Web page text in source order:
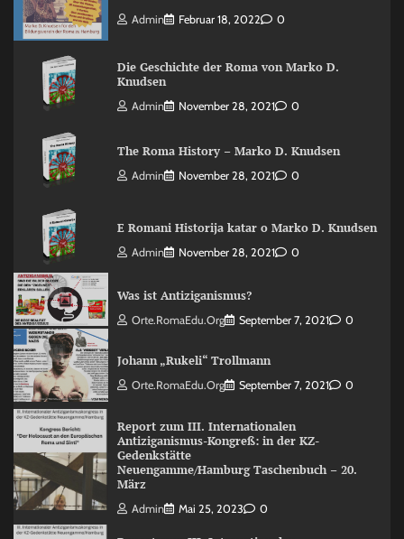
Admin Februar 18, 2022 0
Die Geschichte der Roma von Marko D.
Knudsen
Admin November 28, 2021 0
The Roma History – Marko D. Knudsen
Admin November 28, 2021 0
E Romani Historija katar o Marko D. Knudsen
Admin November 28, 2021 0
Was ist Antiziganismus?
Orte.RomaEdu.org September 7, 2021 0
Johann „Rukeli“ Trollmann
Orte.RomaEdu.org September 7, 2021 0
Report zum III. Internationalen
Antiziganismus-Kongreß: in der KZ-
Gedenkstätte
Neuengamme/Hamburg Taschenbuch – 20.
März
Admin Mai 25, 2023 0